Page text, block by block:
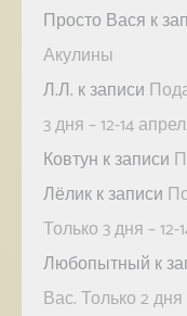
Просто Вася к
Акулины
Л.Л. к записи
3 дня – 12-14
Ковтун к записи
Лёликк записи
Только 3 дня – 12-
Любопытный к
Вас. Только 2 дня